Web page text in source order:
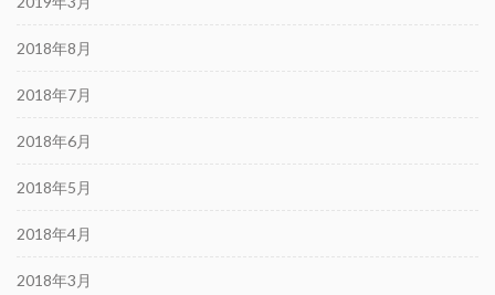
2018年8月
2018年7月
2018年6月
2018年5月
2018年4月
2018年3月